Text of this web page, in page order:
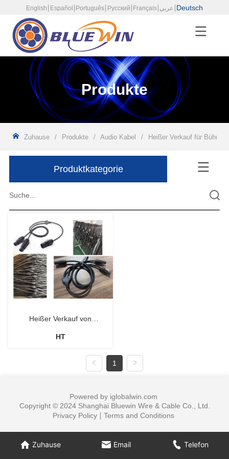
English Español Português Русский Français عربي Deutsch
Produkte
Zuhause / Produkte / Audio Kabel / Heißer Verkauf für
Produktkategorie
Heißer Verkauf von
HT
1
Zuhause Email Telefon
Powered by iglobalwin.com
Copyright © 2024 Shanghai Bluewin Wire & Cable Co., Ltd.
Privacy Policy
Terms and Conditions